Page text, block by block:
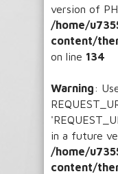
version of
/home/
content/
on line 134
Warning:
in a future
/home/
content/